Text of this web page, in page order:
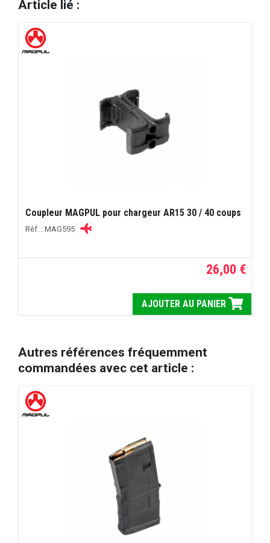
Article lié :
Coupleur MAGPUL pour chargeur AR15 30 / 40 coups
Réf. : MAG595
26,00 €
AJOUTER AU PANIER
Autres références fréquemment
commandées avec cet article :